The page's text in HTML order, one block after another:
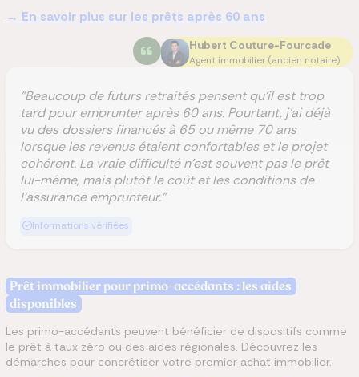
→ En savoir plus sur les prêts après 60 ans
Hubert Couture-Fourcade
Agent immobilier (ancien notaire)
"Beaucoup de futurs retraités pensent qu'il est trop
tard pour emprunter après 60 ans. Pourtant, j'ai déjà
vu des dossiers financés à 65 ou même 70 ans
lorsque les revenus étaient confortables et le projet
cohérent. La vraie difficulté n'est souvent pas le prêt
lui-même, mais plutôt le coût et les conditions de
l'assurance emprunteur."
Informations vérifiées
Prêt immobilier pour primo-accédants : les aides
disponibles
Les primo-accédants peuvent bénéficier de dispositifs comme
le prêt à taux zéro ou des aides régionales. Découvrez les
démarches pour concrétiser votre premier achat immobilier.